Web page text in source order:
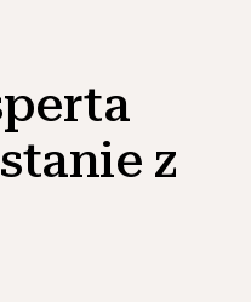
badawczych
z